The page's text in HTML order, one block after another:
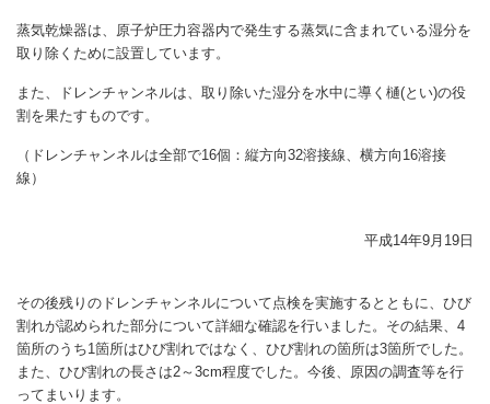
蒸気乾燥器は、原子炉圧力容器内で発生する蒸気に含まれている湿分を
取り除くために設置しています。
また、ドレンチャンネルは、取り除いた湿分を水中に導く樋(とい)の役
割を果たすものです。
（ドレンチャンネルは全部で16個：縦方向32溶接線、横方向16溶接
線）
平成14年9月19日
その後残りのドレンチャンネルについて点検を実施するとともに、ひび
割れが認められた部分について詳細な確認を行いました。その結果、4
箇所のうち1箇所はひび割れではなく、ひび割れの箇所は3箇所でした。
また、ひび割れの長さは2～3cm程度でした。今後、原因の調査等を行
ってまいります。